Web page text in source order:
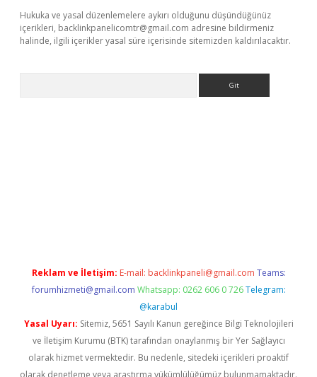
Hukuka ve yasal düzenlemelere aykırı olduğunu düşündüğünüz
içerikleri, backlinkpanelicomtr@gmail.com adresine bildirmeniz
halinde, ilgili içerikler yasal süre içerisinde sitemizden kaldırılacaktır.
Reklam ve İletişim: E-mail: backlinkpaneli@gmail.com Teams:
forumhizmeti@gmail.com Whatsapp: 0262 606 0 726 Telegram:
@karabul
Yasal Uyarı: Sitemiz, 5651 Sayılı Kanun gereğince Bilgi Teknolojileri
ve İletişim Kurumu (BTK) tarafından onaylanmış bir Yer Sağlayıcı
olarak hizmet vermektedir. Bu nedenle, sitedeki içerikleri proaktif
olarak denetleme veya araştırma yükümlülüğümüz bulunmamaktadır.